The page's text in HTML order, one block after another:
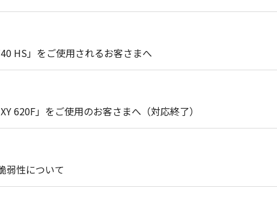
HS」をご使用されるお客さまへ
620F」をご使用のお客さまへ（対応終了）
弱性について